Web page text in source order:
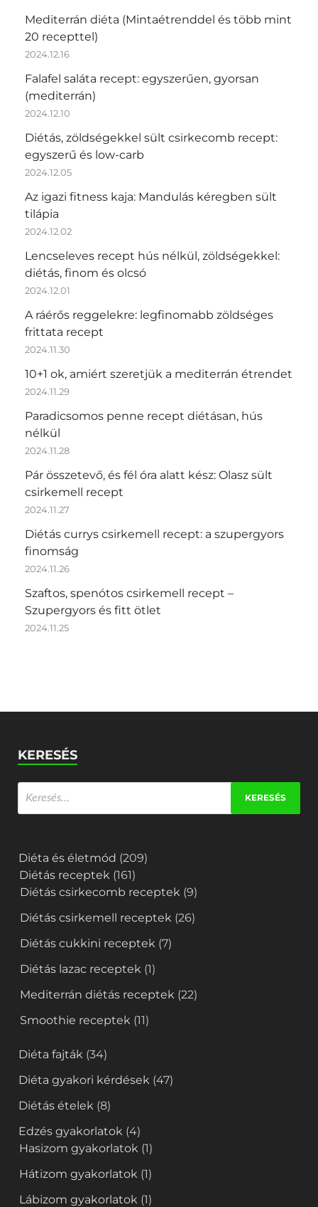
Mediterrán diéta (Mintaétrenddel és több mint
20 recepttel)
2024.12.16
Falafel saláta recept: egyszerűen, gyorsan
(mediterrán)
2024.12.10
Diétás, zöldségekkel sült csirkecomb recept:
egyszerű és low-carb
2024.12.05
Az igazi fitness kaja: Mandulás kéregben sült
tilápia
2024.12.02
Lencseleves recept hús nélkül, zöldségekkel:
diétás, finom és olcsó
2024.12.01
A ráérős reggelekre: legfinomabb zöldséges
frittata recept
2024.11.30
10+1 ok, amiért szeretjük a mediterrán étrendet
2024.11.29
Paradicsomos penne recept diétásan, hús
nélkül
2024.11.28
Pár összetevő, és fél óra alatt kész: Olasz sült
csirkemell recept
2024.11.27
Diétás currys csirkemell recept: a szupergyors
finomság
2024.11.26
Szaftos, spenótos csirkemell recept –
Szupergyors és fitt ötlet
2024.11.25
KERESÉS
Diéta és életmód (209)
Diétás receptek (161)
Diétás csirkecomb receptek (9)
Diétás csirkemell receptek (26)
Diétás cukkini receptek (7)
Diétás lazac receptek (1)
Mediterrán diétás receptek (22)
Smoothie receptek (11)
Diéta fajták (34)
Diéta gyakori kérdések (47)
Diétás ételek (8)
Edzés gyakorlatok (4)
Hasizom gyakorlatok (1)
Hátizom gyakorlatok (1)
Lábizom gyakorlatok (1)